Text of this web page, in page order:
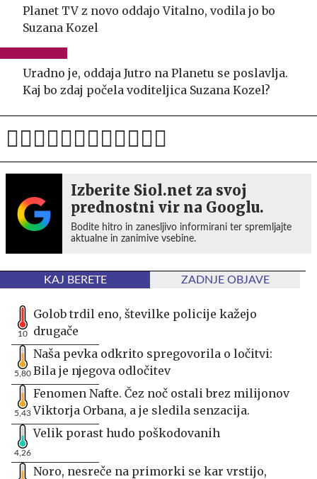
Planet TV z novo oddajo Vitalno, vodila jo bo
Suzana Kozel
Uradno je, oddaja Jutro na Planetu se poslavlja.
Kaj bo zdaj počela voditeljica Suzana Kozel?
Izberite Siol.net za svoj
prednostni vir na Googlu.
Bodite hitro in zanesljivo informirani ter spremljajte
aktualne in zanimive vsebine.
KAJ BERETE ZADNJE OBJAVE
10
Golob trdil eno, številke policije kažejo
drugače
5,80
Naša pevka odkrito spregovorila o ločitvi:
Bila je njegova odločitev
5,43
Fenomen Nafte. Čez noč ostali brez milijonov
Viktorja Orbana, a je sledila senzacija.
4,26
Velik porast hudo poškodovanih
Noro, nesreče na primorki se kar vrstijo,